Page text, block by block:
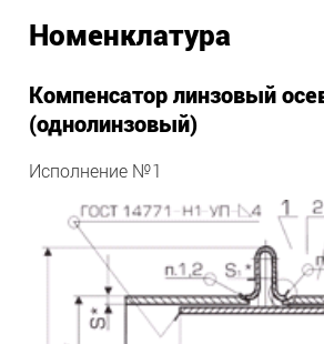
Номенклатура
Компенсатор линзовый
(однолинзовый)